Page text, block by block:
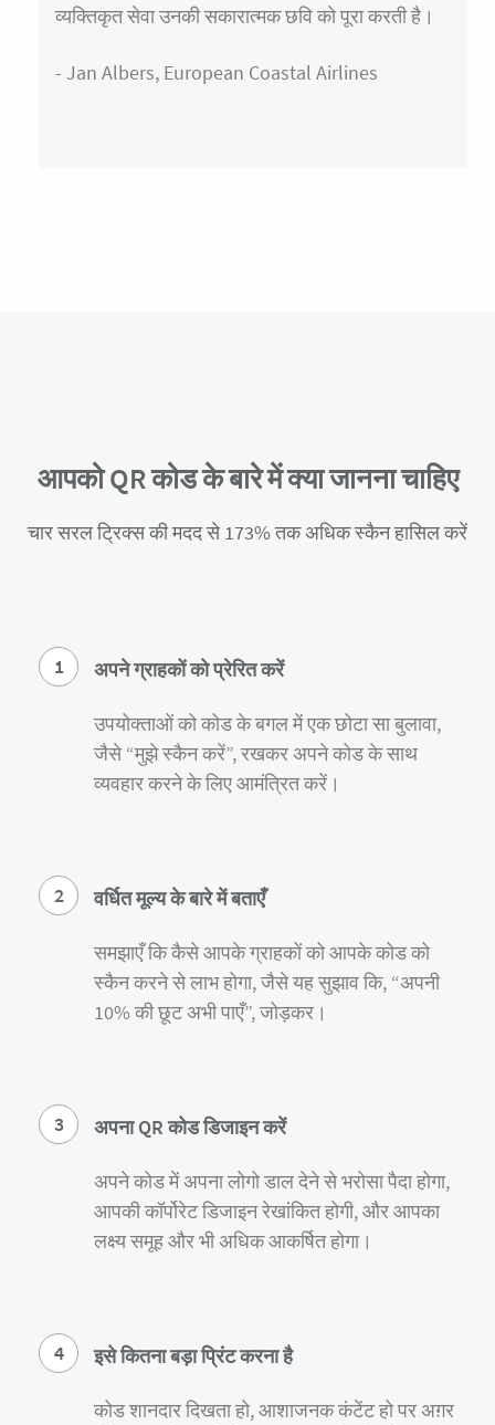
व्यक्तिकृत सेवा उनकी सकारात्मक छवि को पूरा करती है।
- Jan Albers, European Coastal Airlines
आपको QR कोड के बारे में क्या जानना चाहिए
चार सरल ट्रिक्स की मदद से 173% तक अधिक स्कैन हासिल करें
1 अपने ग्राहकों को प्रेरित करें
उपयोक्ताओं को कोड के बगल में एक छोटा सा बुलावा,
जैसे “मुझे स्कैन करें”, रखकर अपने कोड के साथ
व्यवहार करने के लिए आमंत्रित करें।
2 वर्धित मूल्य के बारे में बताएँ
समझाएँ कि कैसे आपके ग्राहकों को आपके कोड को
स्कैन करने से लाभ होगा, जैसे यह सुझाव कि, “अपनी
10% की छूट अभी पाएँ”, जोड़कर।
3 अपना QR कोड डिजाइन करें
अपने कोड में अपना लोगो डाल देने से भरोसा पैदा होगा,
आपकी कॉर्पोरेट डिजाइन रेखांकित होगी, और आपका
लक्ष्य समूह और भी अधिक आकर्षित होगा।
4 इसे कितना बड़ा प्रिंट करना है
कोड शानदार दिखता हो, आशाजनक कंटेंट हो पर अग़र